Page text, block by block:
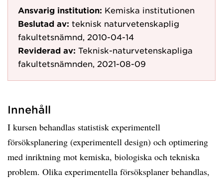
Ansvarig institution: Kemiska institutionen
Beslutad av: teknisk naturvetenskaplig
fakultetsnämnd, 2010-04-14
Reviderad av: Teknisk-naturvetenskapliga
fakultetsnämnden, 2021-08-09
Innehåll
I kursen behandlas statistisk experimentell
försöksplanering (experimentell design) och optimering
med inriktning mot kemiska, biologiska och tekniska
problem. Olika experimentella försöksplaner behandlas,